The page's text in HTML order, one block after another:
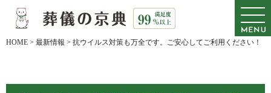
HOME > 最新情報 > 抗ウイルス対策も万全です。ご安心してご利用ください！